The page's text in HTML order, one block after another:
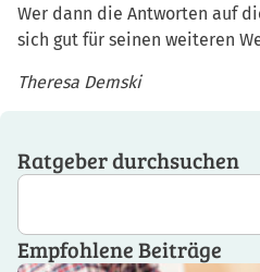
Wer dann die Antworten auf
sich gut für seinen weiteren
Theresa Demski
Ratgeber durchsuchen
Empfohlene Beiträge